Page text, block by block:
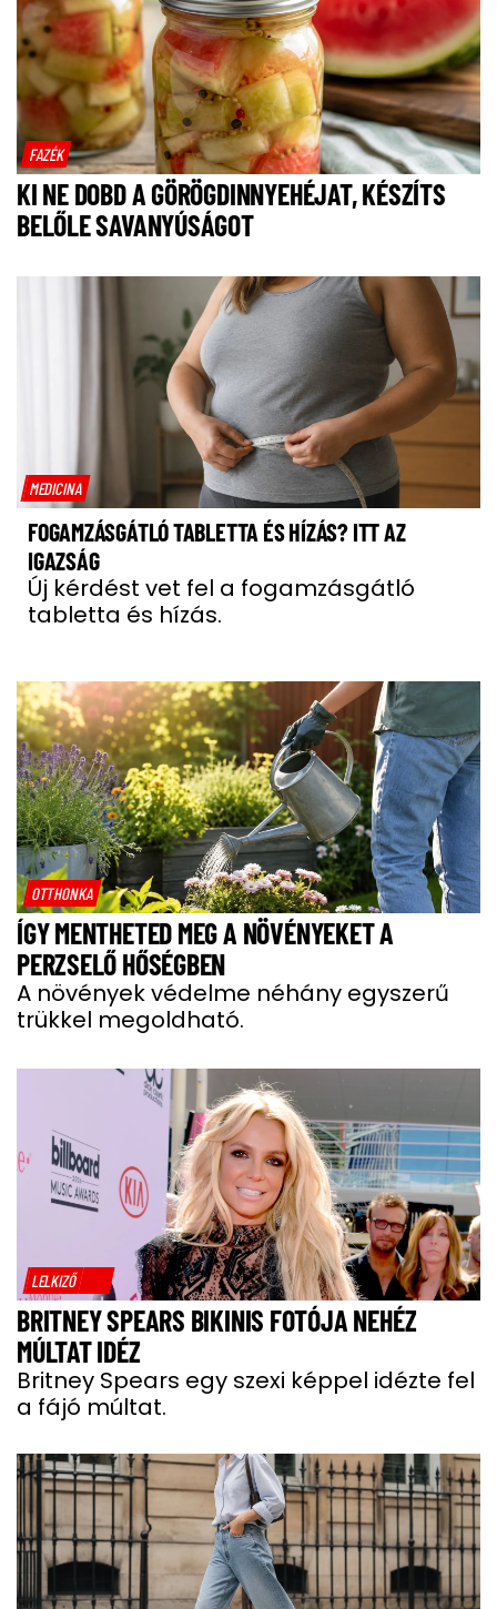
FAZÉK
KI NE DOBD A GÖRÖGDINNYEHÉJAT, KÉSZÍTS
BELŐLE SAVANYÚSÁGOT
MEDICINA
FOGAMZÁSGÁTLÓ TABLETTA ÉS HÍZÁS? ITT AZ
IGAZSÁG
Új kérdést vet fel a fogamzásgátló
tabletta és hízás.
OTTHONKA
ÍGY MENTHETED MEG A NÖVÉNYEKET A
PERZSELŐ HŐSÉGBEN
A növények védelme néhány egyszerű
trükkel megoldható.
LELKIZŐ
BRITNEY SPEARS BIKINIS FOTÓJA NEHÉZ
MÚLTAT IDÉZ
Britney Spears egy szexi képpel idézte fel
a fájó múltat.